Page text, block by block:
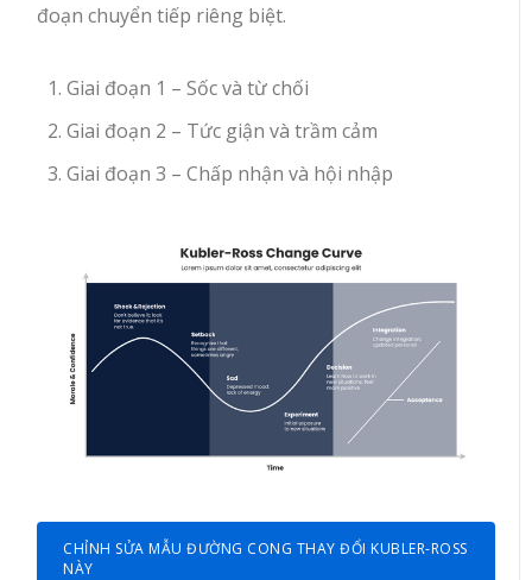
đoạn chuyển tiếp riêng biệt.
Giai đoạn 1 – Sốc và từ chối
Giai đoạn 2 – Tức giận và trầm cảm
Giai đoạn 3 – Chấp nhận và hội nhập
CHỈNH SỬA MẪU ĐƯỜNG CONG THAY ĐỔI KUBLER-ROSS
NÀY